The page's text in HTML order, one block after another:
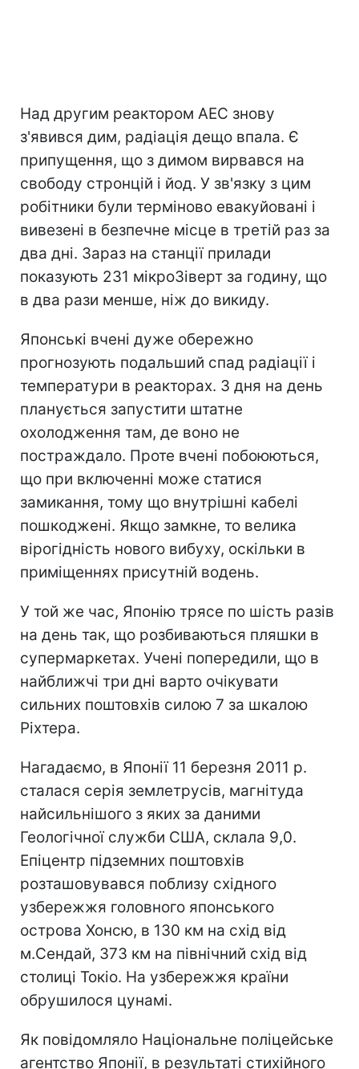
Над другим реактором АЕС знову
з'явився дим, радіація дещо впала. Є
припущення, що з димом вирвався на
свободу стронцій і йод. У зв'язку з цим
робітники були терміново евакуйовані і
вивезені в безпечне місце в третій раз за
два дні. Зараз на станції прилади
показують 231 мiкроЗiверт за годину, що
в два рази менше, ніж до викиду.
Японські вчені дуже обережно
прогнозують подальший спад радіації і
температури в реакторах. З дня на день
планується запустити штатне
охолодження там, де воно не
постраждало. Проте вчені побоюються,
що при включенні може статися
замикання, тому що внутрішні кабелі
пошкоджені. Якщо замкне, то велика
вірогідність нового вибуху, оскільки в
приміщеннях присутній водень.
У той же час, Японію трясе по шість разів
на день так, що розбиваються пляшки в
супермаркетах. Учені попередили, що в
найближчі три дні варто очікувати
сильних поштовхів силою 7 за шкалою
Ріхтера.
Нагадаємо, в Японії 11 березня 2011 р.
сталася серія землетрусів, магнітуда
найсильнішого з яких за даними
Геологічної служби США, склала 9,0.
Епіцентр підземних поштовхів
розташовувався поблизу східного
узбережжя головного японського
острова Хонсю, в 130 км на схід від
м.Сендай, 373 км на північний схід від
столиці Токіо. На узбережжя країни
обрушилося цунамі.
Як повідомляло Національне поліцейське
агентство Японії, в результаті стихійного